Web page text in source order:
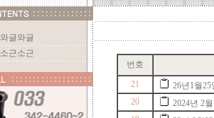
와글와글
소근소근
번호
21
26년1월
20 2024년 2